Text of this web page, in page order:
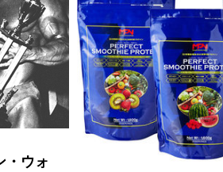
・ウォ